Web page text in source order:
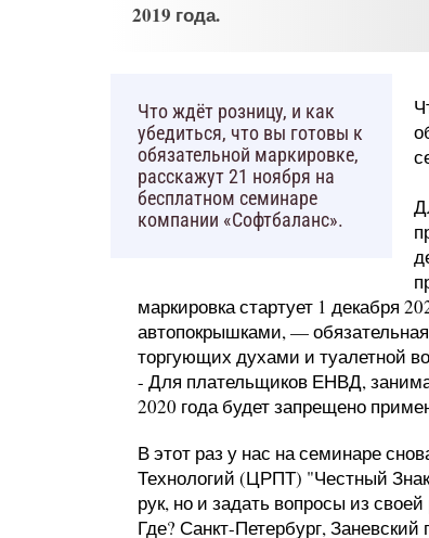
2019 года.
Что ждёт розницу, и как
убедиться, что вы готовы к
обязательной маркировке,
расскажут 21 ноября на
бесплатном семинаре
компании «Софтбаланс».
маркировка стартует 1 декабря
автопокрышками, —
торгующих духами и туалетной
- Для плательщиков ЕНВД,
2020 года будет запрещено
В этот раз у нас на семинаре
Технологий (ЦРПТ) "Честный
рук, но и задать вопросы из
Где? Санкт-Петербург,